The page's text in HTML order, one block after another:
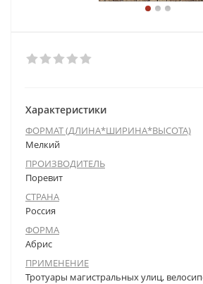
Характеристики
ФОРМАТ (ДЛИНА*ШИРИНА*ВЫСОТА)
Мелкий
ПРОИЗВОДИТЕЛЬ
Поревит
СТРАНА
Россия
ФОРМА
Абрис
ПРИМЕНЕНИЕ
Тротуары магистральных улиц,